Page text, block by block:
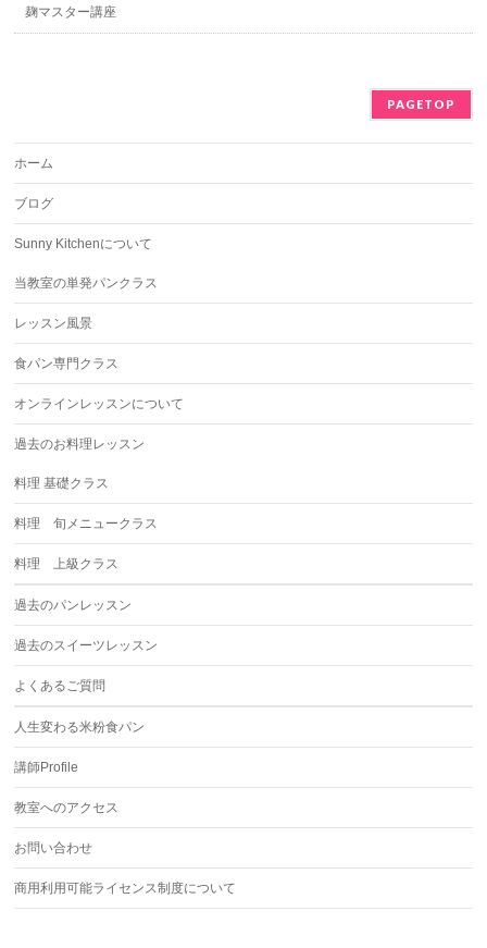
麹マスター講座
PAGETOP
ホーム
ブログ
Sunny Kitchenについて
当教室の単発パンクラス
レッスン風景
食パン専門クラス
オンラインレッスンについて
過去のお料理レッスン
料理 基礎クラス
料理 旬メニュークラス
料理 上級クラス
過去のパンレッスン
過去のスイーツレッスン
よくあるご質問
人生変わる米粉食パン
講師Profile
教室へのアクセス
お問い合わせ
商用利用可能ライセンス制度について